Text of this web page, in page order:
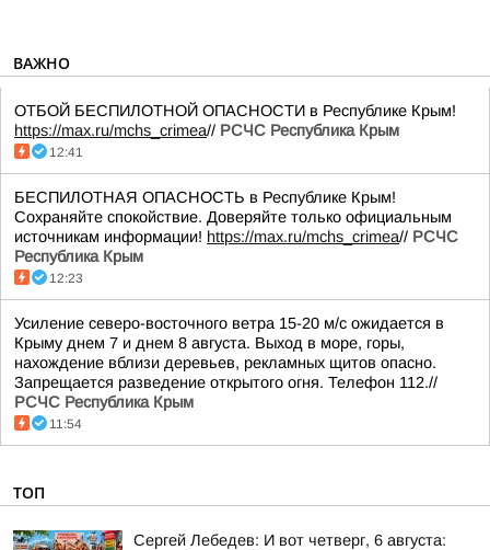
ВАЖНО
ОТБОЙ БЕСПИЛОТНОЙ ОПАСНОСТИ в Республике Крым!
https://max.ru/mchs_crimea// РСЧС Республика Крым
12:41
БЕСПИЛОТНАЯ ОПАСНОСТЬ в Республике Крым!
Сохраняйте спокойствие. Доверяйте только официальным
источникам информации! https://max.ru/mchs_crimea// РСЧС
Республика Крым
12:23
Усиление северо-восточного ветра 15-20 м/с ожидается в
Крыму днем 7 и днем 8 августа. Выход в море, горы,
нахождение вблизи деревьев, рекламных щитов опасно.
Запрещается разведение открытого огня. Телефон 112.//
РСЧС Республика Крым
11:54
ТОП
Сергей Лебедев: И вот четверг, 6 августа: